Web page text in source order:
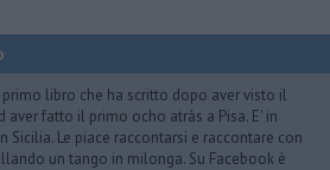
primo libro che ha scritto dopo aver visto il
aver fatto il primo ocho atràs a Pisa. E' in
Le piace raccontarsi e raccontare con
un tango in milonga. Su Facebook è